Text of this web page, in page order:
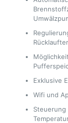
Exklusive
Wifi und
Steuerung